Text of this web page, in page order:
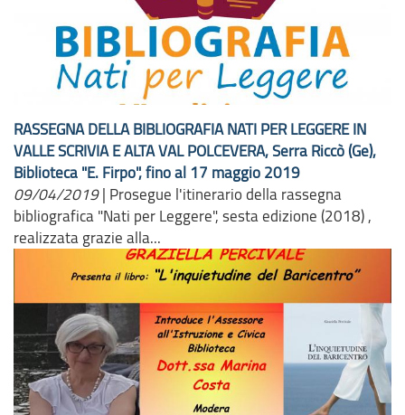
RASSEGNA DELLA BIBLIOGRAFIA NATI PER LEGGERE IN
VALLE SCRIVIA E ALTA VAL POLCEVERA, Serra Riccò (Ge),
Biblioteca "E. Firpo", fino al 17 maggio 2019
09/04/2019 | Prosegue l'itinerario della rassegna
bibliografica "Nati per Leggere", sesta edizione (2018) ,
realizzata grazie alla...